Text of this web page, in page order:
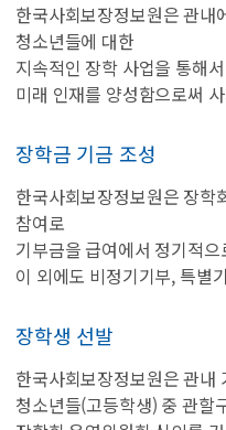
한국사회보장정보원은 관내
청소년들에 대한
지속적인 장학 사업을 통해
미래 인재를 양성함으로써
장학금 기금 조성
한국사회보장정보원은 장학
참여로
기부금을 급여에서 정기적
이 외에도 비정기기부, 특별
장학생 선발
한국사회보장정보원은 관내
청소년들(고등학생) 중 관할